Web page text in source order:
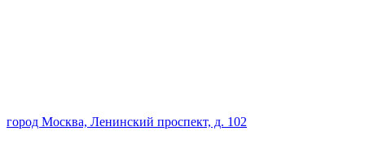
город Москва, Ленинский проспект, д. 102